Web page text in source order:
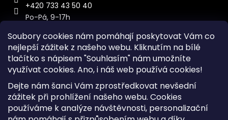
Soubory cookies nám pomáhají poskytovat Vám co
nejlepší zážitek z našeho webu. Kliknutím na bílé
tlačítko s nápisem "Souhlasím" nám umožníte
využívat cookies. Ano, i náš web používá cookies!
Dejte nám šanci Vám zprostředkovat nevšední
zážitek při prohlížení našeho webu. Cookies
používáme k analýze návštěvnosti, personalizační
+420 733 43 50 40
Po-Pá, 9-17h
Kontakt
Sitemap
Doprava a Platba